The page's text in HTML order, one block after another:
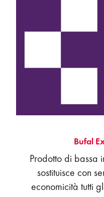
Bufal
Prodotto di bassa
sostituisce con
economicità tutti